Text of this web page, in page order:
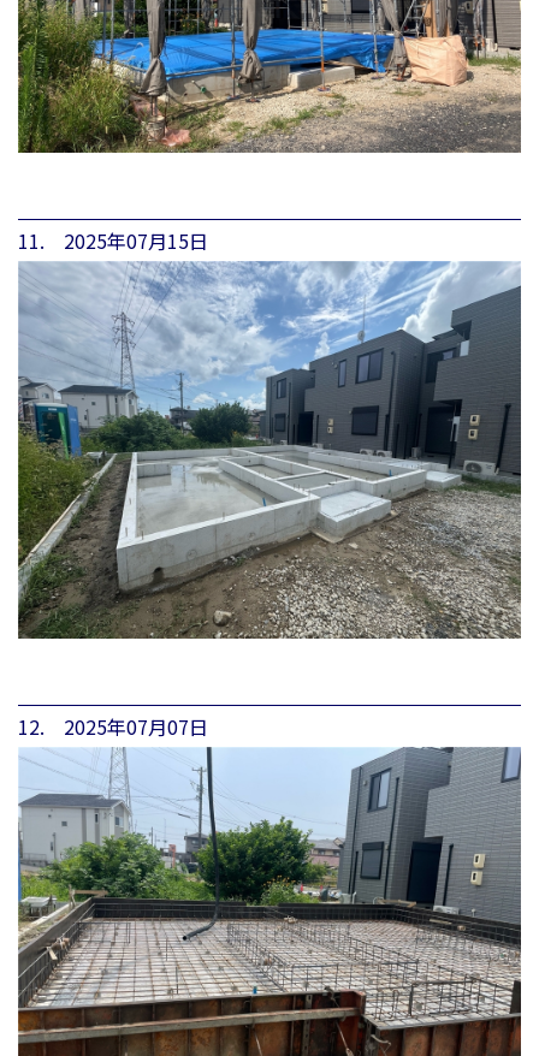
11. 2025年07月15日
12. 2025年07月07日